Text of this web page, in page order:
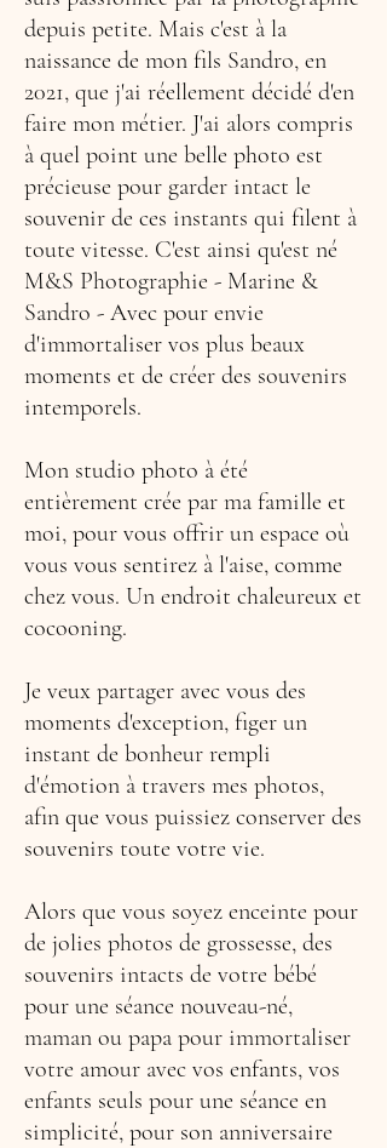
depuis petite. Mais c'est à la
naissance de mon fils Sandro, en
2021, que j'ai réellement décidé d'en
faire mon métier. J'ai alors compris
à quel point une belle photo est
précieuse pour garder intact le
souvenir de ces instants qui filent à
toute vitesse. C'est ainsi qu'est né
M&S Photographie - Marine &
Sandro - Avec pour envie
d'immortaliser vos plus beaux
moments et de créer des souvenirs
intemporels.
Mon studio photo à été
entièrement crée par ma famille et
moi, pour vous offrir un espace où
vous vous sentirez à l'aise, comme
chez vous. Un endroit chaleureux et
cocooning.
Je veux partager avec vous des
moments d'exception, figer un
instant de bonheur rempli
d'émotion à travers mes photos,
afin que vous puissiez conserver des
souvenirs toute votre vie.
Alors que vous soyez enceinte pour
de jolies photos de grossesse, des
souvenirs intacts de votre bébé
pour une séance nouveau-né,
maman ou papa pour immortaliser
votre amour avec vos enfants, vos
enfants seuls pour une séance en
simplicité, pour son anniversaire